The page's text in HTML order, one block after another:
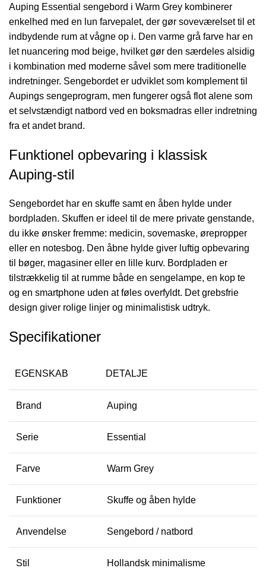
Auping Essential sengebord i Warm Grey kombinerer
enkelhed med en lun farvepalet, der gør soveværelset til et
indbydende rum at vågne op i. Den varme grå farve har en
let nuancering mod beige, hvilket gør den særdeles alsidig
i kombination med moderne såvel som mere traditionelle
indretninger. Sengebordet er udviklet som komplement til
Aupings sengeprogram, men fungerer også flot alene som
et selvstændigt natbord ved en boksmadras eller indretning
fra et andet brand.
Funktionel opbevaring i klassisk
Auping-stil
Sengebordet har en skuffe samt en åben hylde under
bordpladen. Skuffen er ideel til de mere private genstande,
du ikke ønsker fremme: medicin, sovemaske, ørepropper
eller en notesbog. Den åbne hylde giver luftig opbevaring
til bøger, magasiner eller en lille kurv. Bordpladen er
tilstrækkelig til at rumme både en sengelampe, en kop te
og en smartphone uden at føles overfyldt. Det grebsfrie
design giver rolige linjer og minimalistisk udtryk.
Specifikationer
EGENSKAB DETALJE
Brand Auping
Serie Essential
Farve Warm Grey
Funktioner Skuffe og åben hylde
Anvendelse Sengebord / natbord
Stil Hollandsk minimalisme